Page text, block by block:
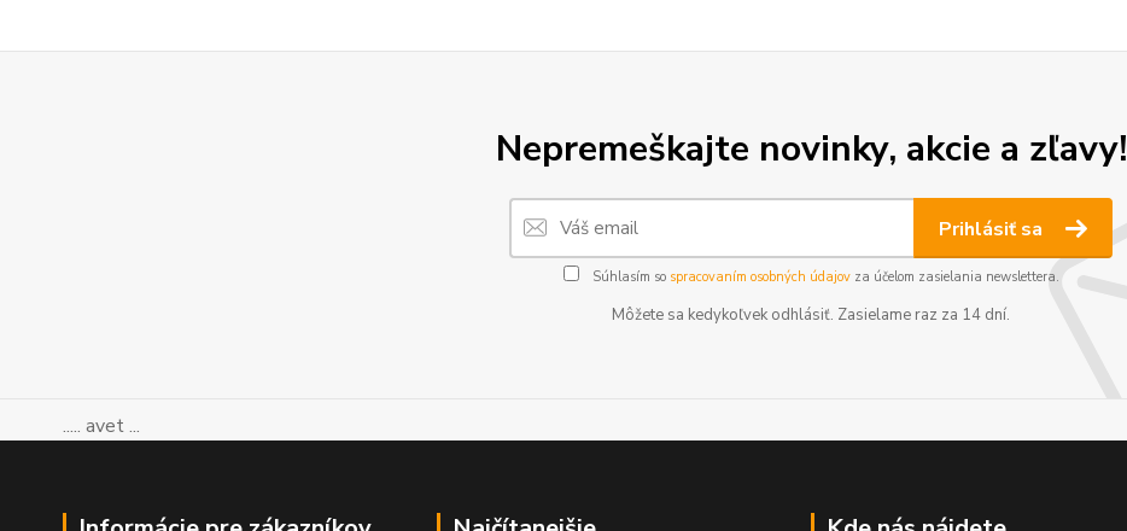
Nepremeškajte novinky, akcie a zľavy!
Prihlásiť sa
Súhlasím so spracovaním osobných údajovza účelom zasielania newslettera.
Môžete sa kedykoľvek odhlásiť. Zasielame raz za 14 dní.
..... avet ...